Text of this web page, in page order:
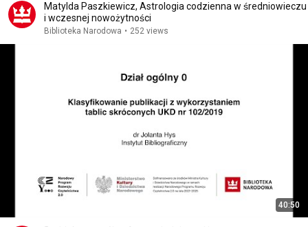
Matylda Paszkiewicz, Astrologia codzienna w średniowieczu
i wczesnej nowożytności
Biblioteka Narodowa • 252 views
40:50